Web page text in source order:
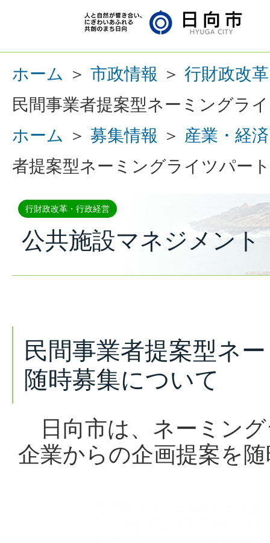
ホーム ＞ 市政情報 ＞ 行財政改
民間事業者提案型ネーミングラ
ホーム
＞ 募集情報 ＞ 産業・経
者提案型ネーミングライツパー
行財政改革・行政経営
公共施設マネジメント
民間事業者提案型ネ
随時募集について
日向市は、ネーミン
企業からの企画提案を